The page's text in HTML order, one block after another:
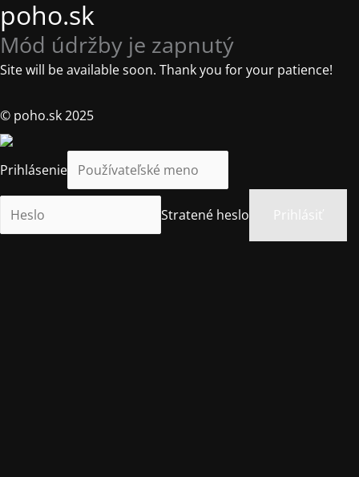
poho.sk
Mód údržby je zapnutý
Site will be available soon. Thank you for your patience!
© poho.sk 2025
Prihlásenie
Stratené heslo